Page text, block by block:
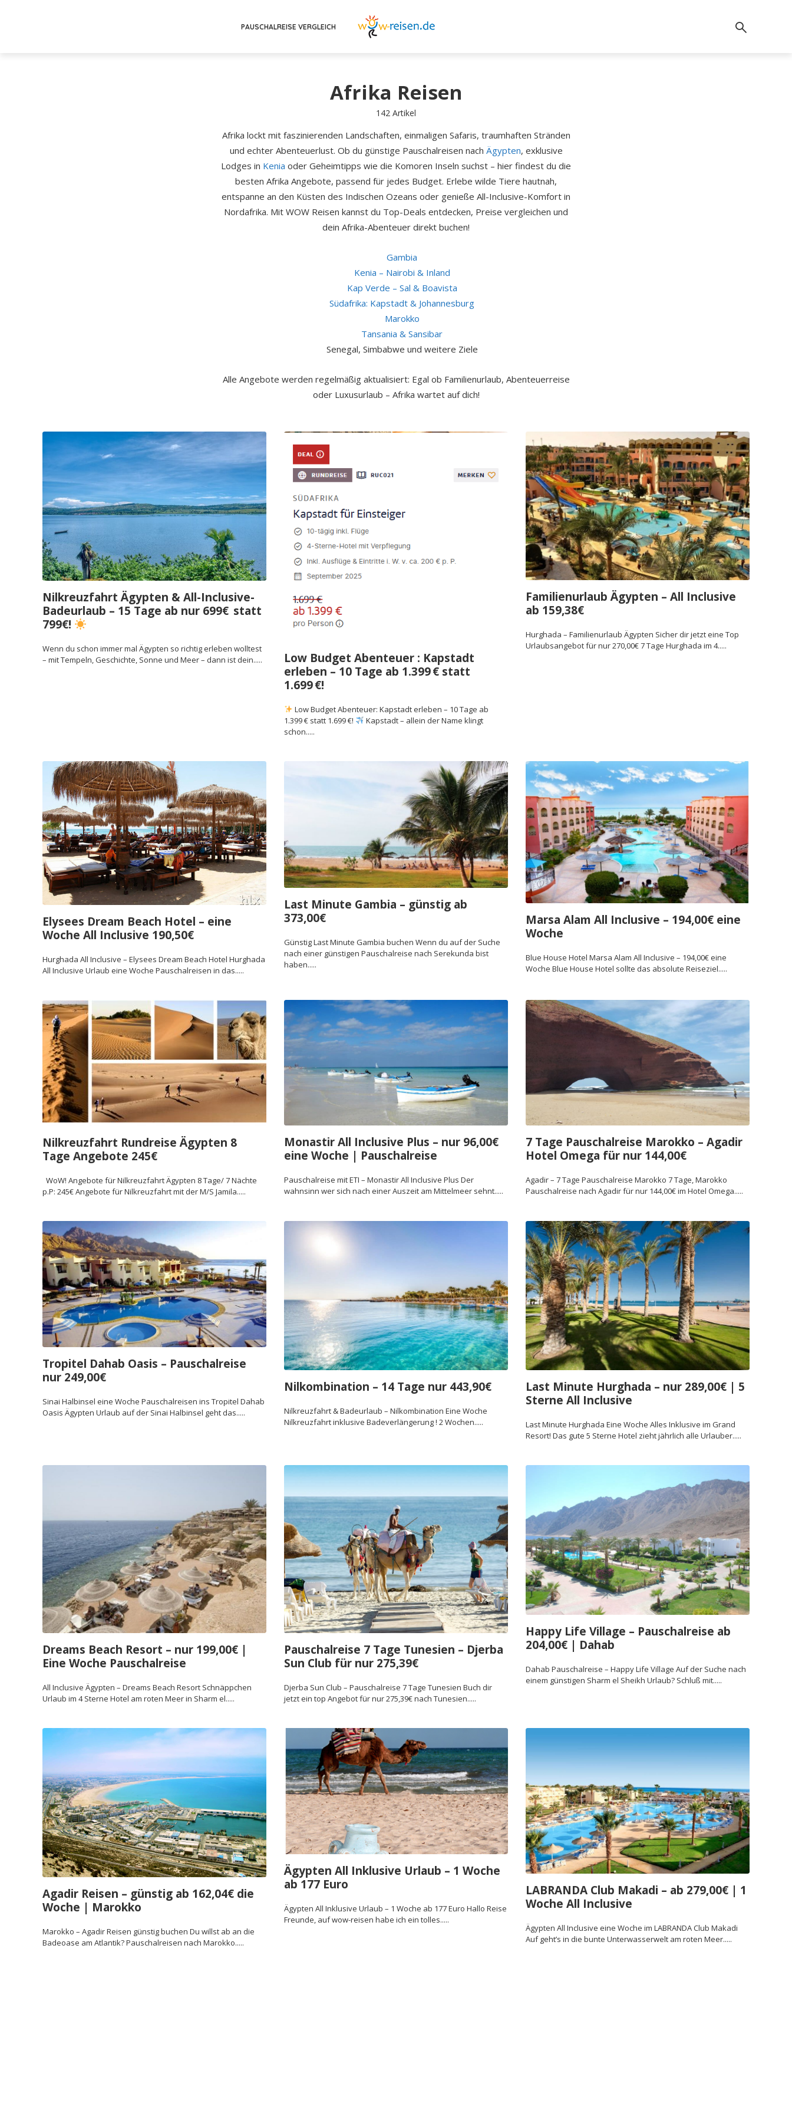
PAUSCHALREISE VERGLEICH
Afrika Reisen
142 Artikel
Afrika lockt mit faszinierenden Landschaften, einmaligen Safaris, traumhaften Stränden
und echter Abenteuerlust. Ob du günstige Pauschalreisen nach Ägypten, exklusive
Lodges in Kenia oder Geheimtipps wie die Komoren Inseln suchst – hier findest du die
besten Afrika Angebote, passend für jedes Budget. Erlebe wilde Tiere hautnah,
entspanne an den Küsten des Indischen Ozeans oder genieße All-Inclusive-Komfort in
Nordafrika. Mit WOW Reisen kannst du Top-Deals entdecken, Preise vergleichen und
dein Afrika-Abenteuer direkt buchen!
Gambia
Kenia – Nairobi & Inland
Kap Verde – Sal & Boavista
Südafrika: Kapstadt & Johannesburg
Marokko
Tansania & Sansibar
Senegal, Simbabwe und weitere Ziele
Alle Angebote werden regelmäßig aktualisiert: Egal ob Familienurlaub, Abenteuerreise
oder Luxusurlaub – Afrika wartet auf dich!
Nilkreuzfahrt Ägypten & All-Inclusive-
Badeurlaub – 15 Tage ab nur 699€ statt
799€!
Wenn du schon immer mal Ägypten so richtig erleben wolltest
– mit Tempeln, Geschichte, Sonne und Meer – dann ist dein.....
Low Budget Abenteuer : Kapstadt
erleben – 10 Tage ab 1.399 € statt
1.699 €!
Low Budget Abenteuer: Kapstadt erleben – 10 Tage ab
1.399 € statt 1.699 €!
Kapstadt – allein der Name klingt
schon.....
Familienurlaub Ägypten – All Inclusive
ab 159,38€
Hurghada – Familienurlaub Ägypten Sicher dir jetzt eine Top
Urlaubsangebot für nur 270,00€ 7 Tage Hurghada im 4.....
Elysees Dream Beach Hotel – eine
Woche All Inclusive 190,50€
Hurghada All Inclusive – Elysees Dream Beach Hotel Hurghada
All Inclusive Urlaub eine Woche Pauschalreisen in das.....
Last Minute Gambia – günstig ab
373,00€
Günstig Last Minute Gambia buchen Wenn du auf der Suche
nach einer günstigen Pauschalreise nach Serekunda bist
haben.....
Marsa Alam All Inclusive – 194,00€ eine
Woche
Blue House Hotel Marsa Alam All Inclusive – 194,00€ eine
Woche Blue House Hotel sollte das absolute Reiseziel.....
Nilkreuzfahrt Rundreise Ägypten 8
Tage Angebote 245€
WoW! Angebote für Nilkreuzfahrt Ägypten 8 Tage/ 7 Nächte
p.P: 245€ Angebote für Nilkreuzfahrt mit der M/S Jamila.....
Monastir All Inclusive Plus – nur 96,00€
eine Woche | Pauschalreise
Pauschalreise mit ETI – Monastir All Inclusive Plus Der
wahnsinn wer sich nach einer Auszeit am Mittelmeer sehnt.....
7 Tage Pauschalreise Marokko – Agadir
Hotel Omega für nur 144,00€
Agadir – 7 Tage Pauschalreise Marokko 7 Tage, Marokko
Pauschalreise nach Agadir für nur 144,00€ im Hotel Omega.....
Tropitel Dahab Oasis – Pauschalreise
nur 249,00€
Sinai Halbinsel eine Woche Pauschalreisen ins Tropitel Dahab
Oasis Ägypten Urlaub auf der Sinai Halbinsel geht das.....
Nilkombination – 14 Tage nur 443,90€
Nilkreuzfahrt & Badeurlaub – Nilkombination Eine Woche
Nilkreuzfahrt inklusive Badeverlängerung ! 2 Wochen.....
Last Minute Hurghada – nur 289,00€ | 5
Sterne All Inclusive
Last Minute Hurghada Eine Woche Alles Inklusive im Grand
Resort! Das gute 5 Sterne Hotel zieht jährlich alle Urlauber.....
Dreams Beach Resort – nur 199,00€ |
Eine Woche Pauschalreise
All Inclusive Ägypten – Dreams Beach Resort Schnäppchen
Urlaub im 4 Sterne Hotel am roten Meer in Sharm el.....
Pauschalreise 7 Tage Tunesien – Djerba
Sun Club für nur 275,39€
Djerba Sun Club – Pauschalreise 7 Tage Tunesien Buch dir
jetzt ein top Angebot für nur 275,39€ nach Tunesien.....
Happy Life Village – Pauschalreise ab
204,00€ | Dahab
Dahab Pauschalreise – Happy Life Village Auf der Suche nach
einem günstigen Sharm el Sheikh Urlaub? Schluß mit.....
Agadir Reisen – günstig ab 162,04€ die
Woche | Marokko
Marokko – Agadir Reisen günstig buchen Du willst ab an die
Badeoase am Atlantik? Pauschalreisen nach Marokko.....
Ägypten All Inklusive Urlaub – 1 Woche
ab 177 Euro
Ägypten All Inklusive Urlaub – 1 Woche ab 177 Euro Hallo Reise
Freunde, auf wow-reisen habe ich ein tolles.....
LABRANDA Club Makadi – ab 279,00€ | 1
Woche All Inclusive
Ägypten All Inclusive eine Woche im LABRANDA Club Makadi
Auf geht’s in die bunte Unterwasserwelt am roten Meer.....